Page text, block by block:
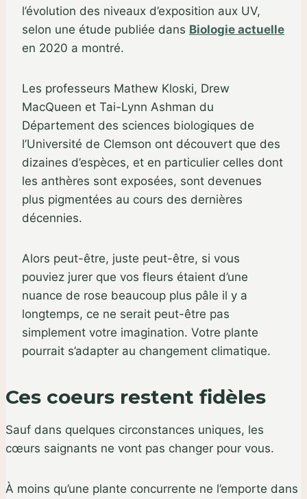
l’évolution des niveaux d’exposition aux UV,
selon une étude publiée dans Biologie actuelle
en 2020 a montré.
Les professeurs Mathew Kloski, Drew
MacQueen et Tai-Lynn Ashman du
Département des sciences biologiques de
l’Université de Clemson ont découvert que des
dizaines d’espèces, et en particulier celles dont
les anthères sont exposées, sont devenues
plus pigmentées au cours des dernières
décennies.
Alors peut-être, juste peut-être, si vous
pouviez jurer que vos fleurs étaient d’une
nuance de rose beaucoup plus pâle il y a
longtemps, ce ne serait peut-être pas
simplement votre imagination. Votre plante
pourrait s’adapter au changement climatique.
Ces coeurs restent fidèles
Sauf dans quelques circonstances uniques, les
cœurs saignants ne vont pas changer pour vous.
À moins qu’une plante concurrente ne l’emporte dans